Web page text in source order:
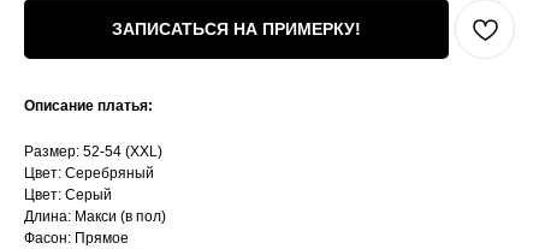
ЗАПИСАТЬСЯ НА ПРИМЕРКУ!
Описание платья:
Размер: 52-54 (XXL)
Цвет: Серебряный
Цвет: Серый
Длина: Макси (в пол)
Фасон: Прямое